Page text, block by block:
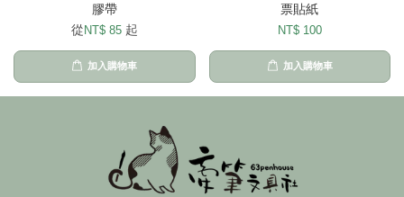
膠帶
從 NT$ 85 起
加入購物車
票貼紙
NT$ 100
加入購物車